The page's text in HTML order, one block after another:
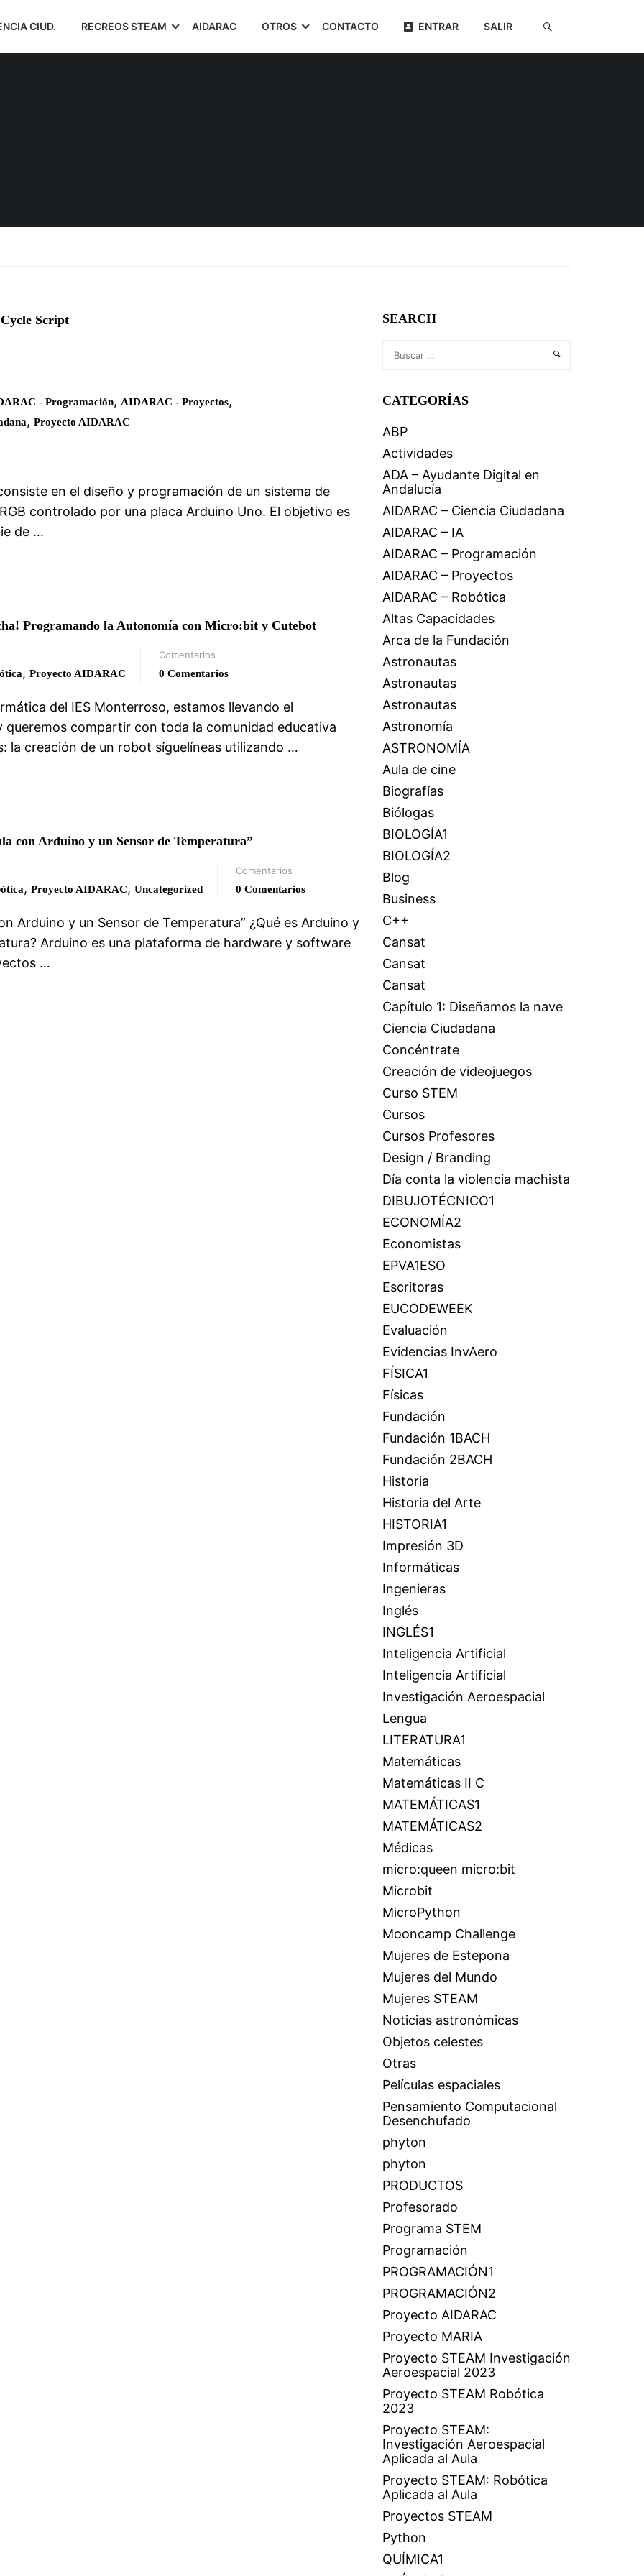
CIUD. RECREOS STEAM AIDARAC OTROS CONTACTO ENTRAR SALIR
Script
- Programación, AIDARAC - Proyectos,
, Proyecto AIDARAC
en el diseño y programación de un sistema de
controlado por una placa Arduino Uno. El objetivo es
de …
Programando la Autonomía con Micro:bit y Cutebot
, Proyecto AIDARAC
Comentarios
0 Comentarios
del IES Monterroso, estamos llevando el
queremos compartir con toda la comunidad educativa
la creación de un robot síguelíneas utilizando …
con Arduino y un Sensor de Temperatura”
, Proyecto AIDARAC, Uncategorized
Comentarios
0 Comentarios
Arduino y un Sensor de Temperatura” ¿Qué es Arduino y
Arduino es una plataforma de hardware y software
…
SEARCH
CATEGORÍAS
ABP
Actividades
ADA – Ayudante Digital en
Andalucía
AIDARAC – Ciencia Ciudadana
AIDARAC – IA
AIDARAC – Programación
AIDARAC – Proyectos
AIDARAC – Robótica
Altas Capacidades
Arca de la Fundación
Astronautas
Astronautas
Astronautas
Astronomía
ASTRONOMÍA
Aula de cine
Biografías
Biólogas
BIOLOGÍA1
BIOLOGÍA2
Blog
Business
C++
Cansat
Cansat
Cansat
Capítulo 1: Diseñamos la nave
Ciencia Ciudadana
Concéntrate
Creación de videojuegos
Curso STEM
Cursos
Cursos Profesores
Design / Branding
Día conta la violencia machista
DIBUJOTÉCNICO1
ECONOMÍA2
Economistas
EPVA1ESO
Escritoras
EUCODEWEEK
Evaluación
Evidencias InvAero
FÍSICA1
Físicas
Fundación
Fundación 1BACH
Fundación 2BACH
Historia
Historia del Arte
HISTORIA1
Impresión 3D
Informáticas
Ingenieras
Inglés
INGLÉS1
Inteligencia Artificial
Inteligencia Artificial
Investigación Aeroespacial
Lengua
LITERATURA1
Matemáticas
Matemáticas II C
MATEMÁTICAS1
MATEMÁTICAS2
Médicas
micro:queen micro:bit
Microbit
MicroPython
Mooncamp Challenge
Mujeres de Estepona
Mujeres del Mundo
Mujeres STEAM
Noticias astronómicas
Objetos celestes
Otras
Películas espaciales
Pensamiento Computacional
Desenchufado
phyton
phyton
PRODUCTOS
Profesorado
Programa STEM
Programación
PROGRAMACIÓN1
PROGRAMACIÓN2
Proyecto AIDARAC
Proyecto MARIA
Proyecto STEAM Investigación
Aeroespacial 2023
Proyecto STEAM Robótica
2023
Proyecto STEAM:
Investigación Aeroespacial
Aplicada al Aula
Proyecto STEAM: Robótica
Aplicada al Aula
Proyectos STEAM
Python
QUÍMICA1